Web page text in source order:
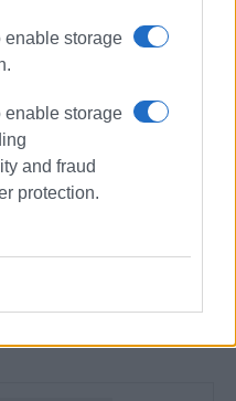
enable storage
enable storage
and fraud
protection.